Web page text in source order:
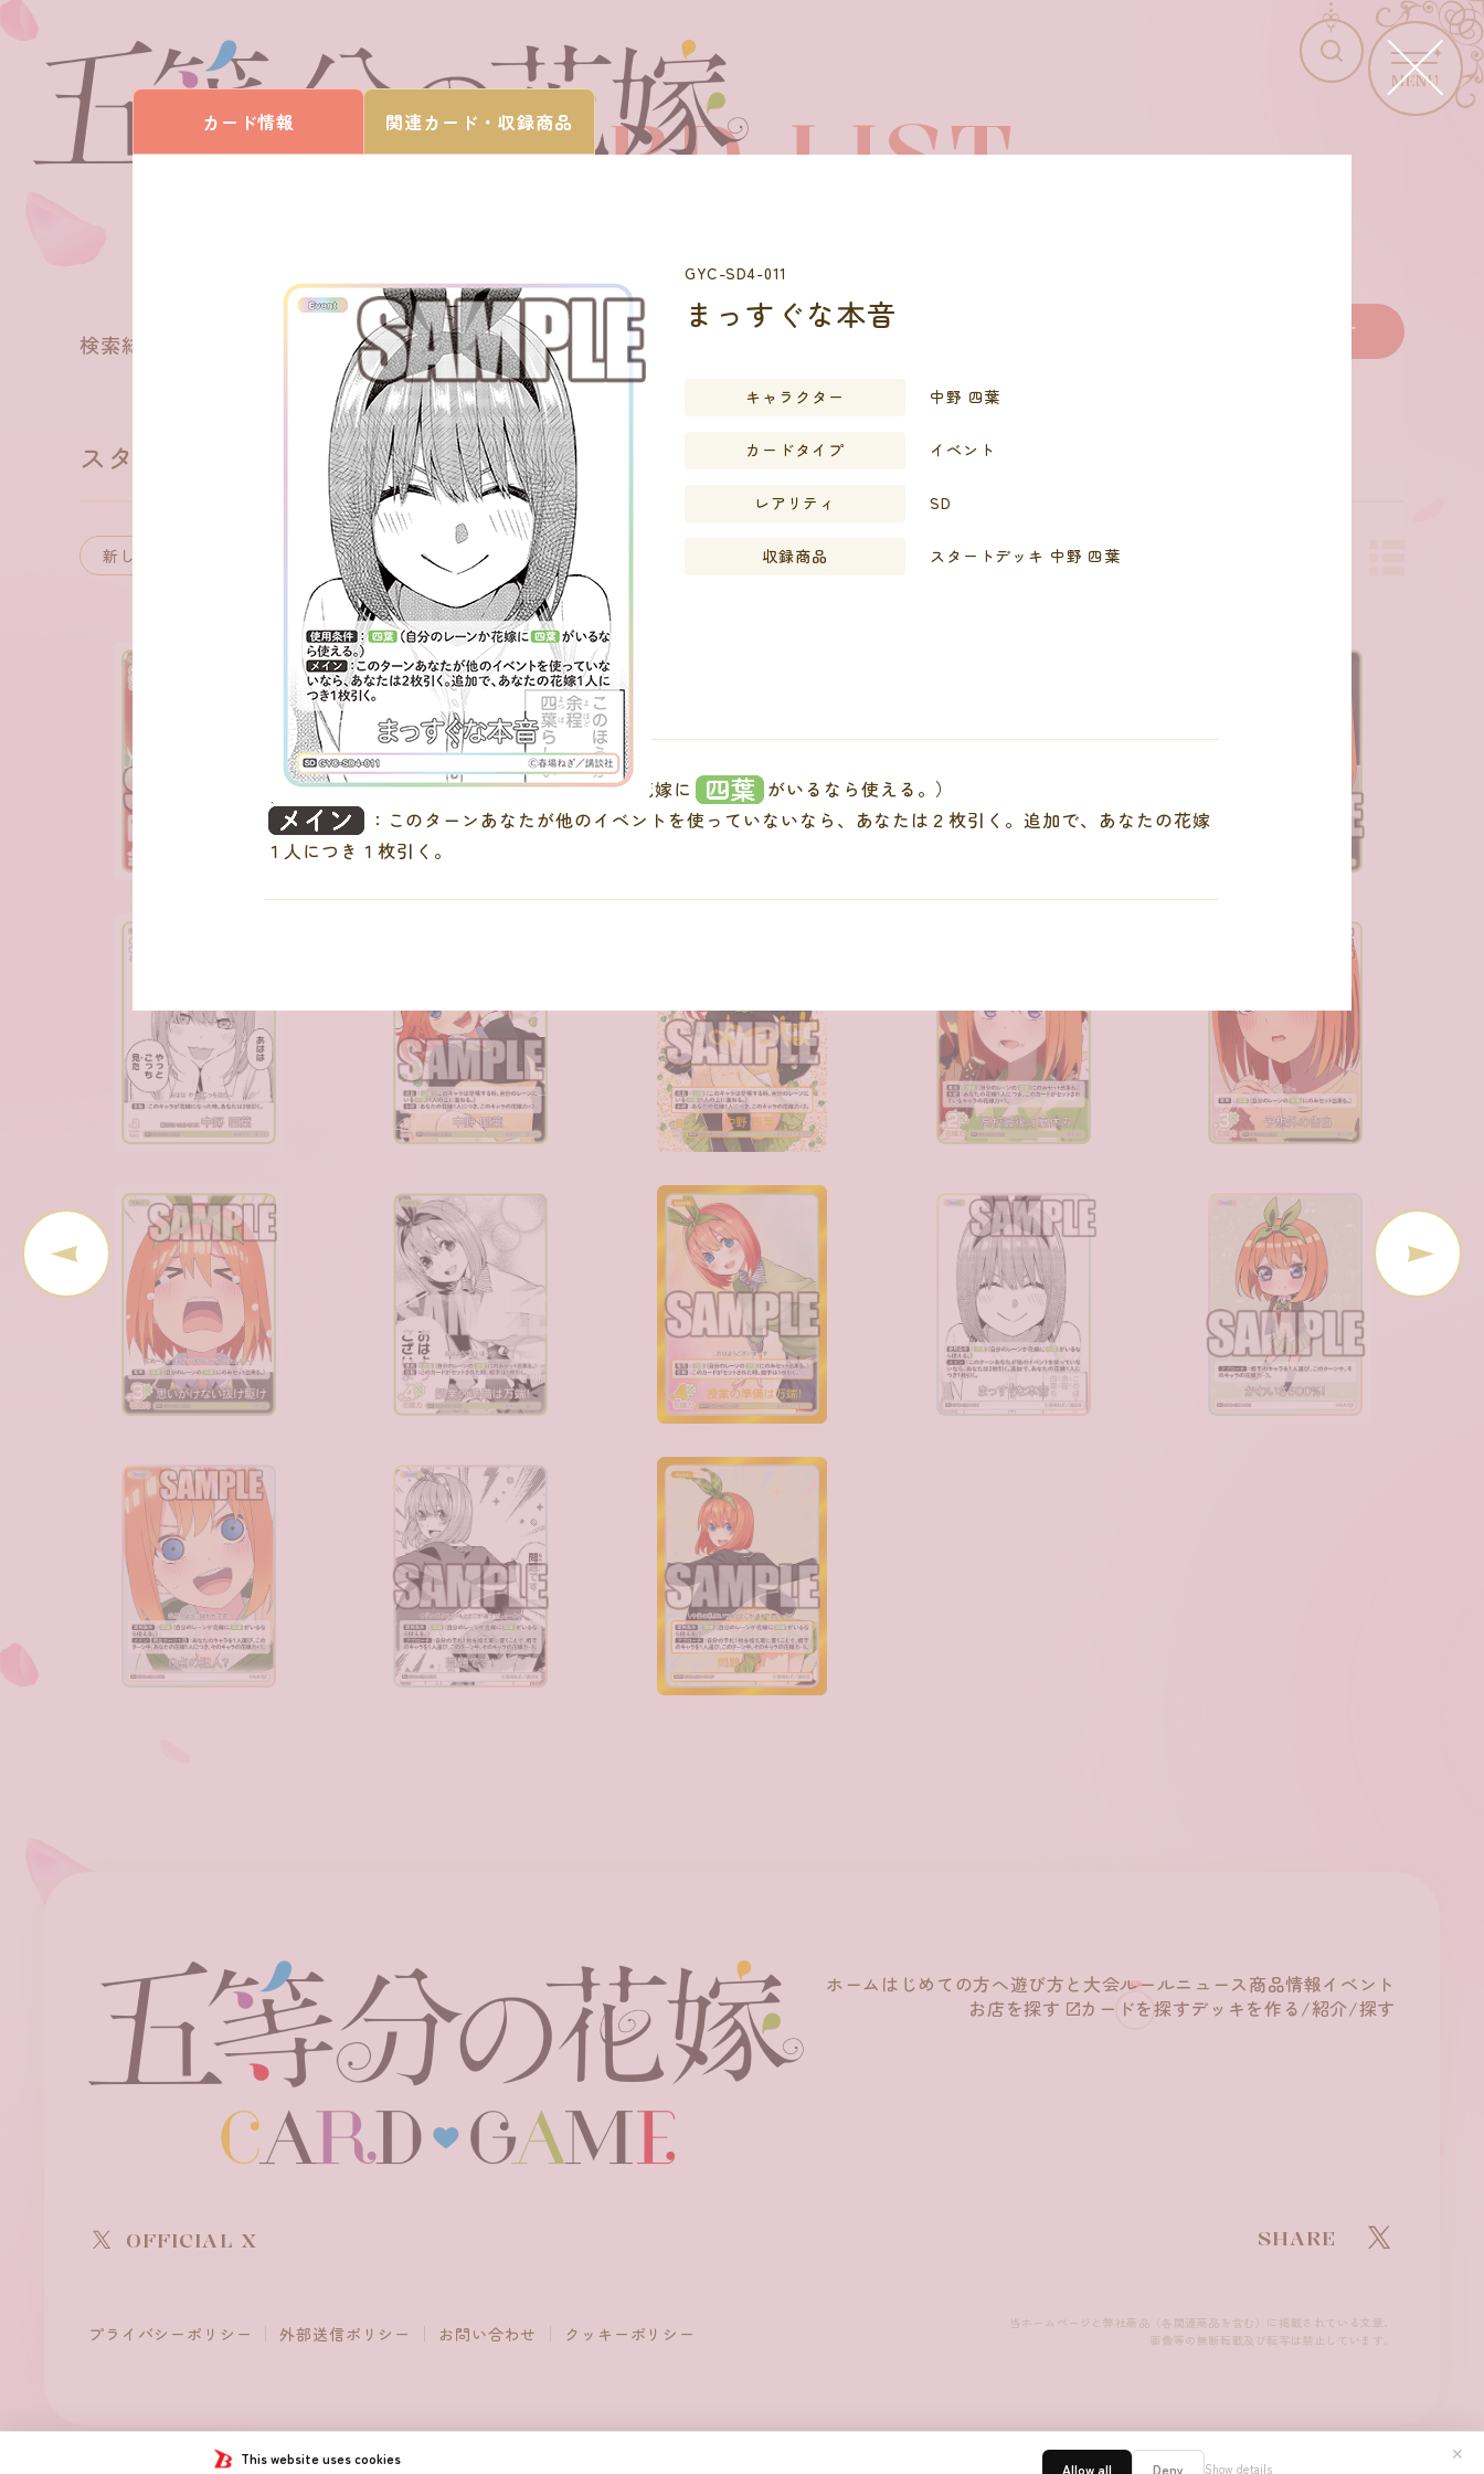
This website uses cookies
Allow all Deny Show details
✕
MENU
CARD LIST
検索結果 商品を選びなおす
スタートデッキ 中野 四葉
ホーム はじめての方へ遊び方と 大会ルールニュース商品情報イベント
お店を探す
カードを探すデッキを作る/紹介/探す
OFFICIAL X SHARE
プライバシーポリシー 外部送信ポリシー お問い合わせ クッキーポリシー
当ホームページと弊社商品（各関連商品を含む）に掲載されている文章、
画像等の無断転載及び転写は禁止しています。
カード情報 関連カード・ 収録商品
GYC-SD4-011
まっすぐな本音
キャラクター 中野 四葉
カードタイプ イベント
レアリティ SD
収録商品 スタートデッキ 中野 四葉
： （自分のレーンか花嫁に
がいるなら使える。）
：このターンあなたが他のイベントを使っていないなら、あなたは２枚引く。追加で、あなたの花嫁
１人につき１枚引く。